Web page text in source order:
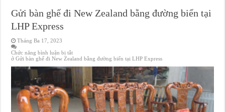
Gửi bàn ghế đi New Zealand bằng đường biển tại
LHP Express
Tháng Ba 17, 2023
Chức năng bình luận bị tắt
ở Gửi bàn ghế đi New Zealand bằng đường biển tại LHP Express